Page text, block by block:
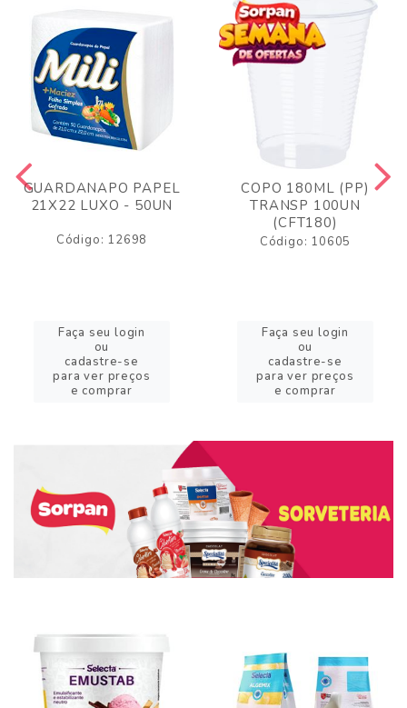
GUARDANAPO PAPEL
21X22 LUXO - 50UN
Código: 12698
Faça seu login
ou
cadastre-se
para ver preços
e comprar
COPO 180ML (PP)
TRANSP 100UN
(CFT180)
Código: 10605
Faça seu login
ou
cadastre-se
para ver preços
e comprar